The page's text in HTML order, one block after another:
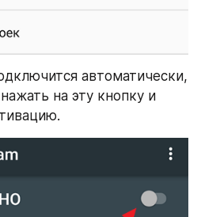
автоматически,
на эту кнопку и